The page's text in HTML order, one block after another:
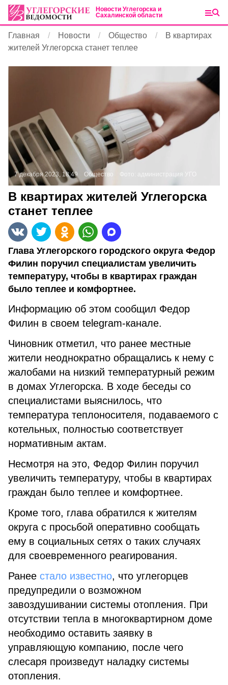
Новости Углегорска и
Сахалинской области
Главная Новости Общество
В квартирах
жителей Углегорска станет теплее
7 декабря 2023, 18:49 Общество Фото: администрация УГО
В квартирах жителей Углегорска
станет теплее
Глава Углегорского городского округа Федор
Филин поручил специалистам увеличить
температуру, чтобы в квартирах граждан
было теплее и комфортнее.
Информацию об этом сообщил Федор
Филин в своем telegram-канале.
Чиновник отметил, что ранее местные
жители неоднократно обращались к нему с
жалобами на низкий температурный режим
в домах Углегорска. В ходе беседы со
специалистами выяснилось, что
температура теплоносителя, подаваемого с
котельных, полностью соответствует
нормативным актам.
Несмотря на это, Федор Филин поручил
увеличить температуру, чтобы в квартирах
граждан было теплее и комфортнее.
Кроме того, глава обратился к жителям
округа с просьбой оперативно сообщать
ему в социальных сетях о таких случаях
для своевременного реагирования.
Ранее стало известно, что углегорцев
предупредили о возможном
завоздушивании системы отопления. При
отсутствии тепла в многоквартирном доме
необходимо оставить заявку в
управляющую компанию, после чего
слесаря произведут наладку системы
отопления.